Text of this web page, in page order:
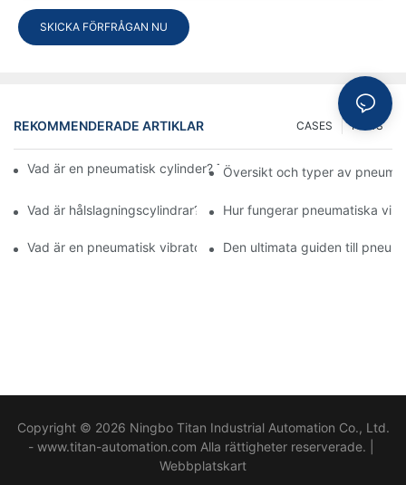
SKICKA FÖRFRÅGAN NU
REKOMMENDERADE ARTIKLAR NEWS
CASES
Vad är en pneumatisk cylinder? Typer, komponenter och
Översikt och typer av
Vad är hålslagningscylindrar? Funktioner och tillämpning
Hur fungerar pneumatiska
Vad är en pneumatisk vibrator? Omfattande guide till
Den ultimata guiden till
Copyright © 2026 Ningbo Titan Industrial Automation Co., Ltd.
- www.titan-automation.com Alla rättigheter reserverade. |
Webbplatskart